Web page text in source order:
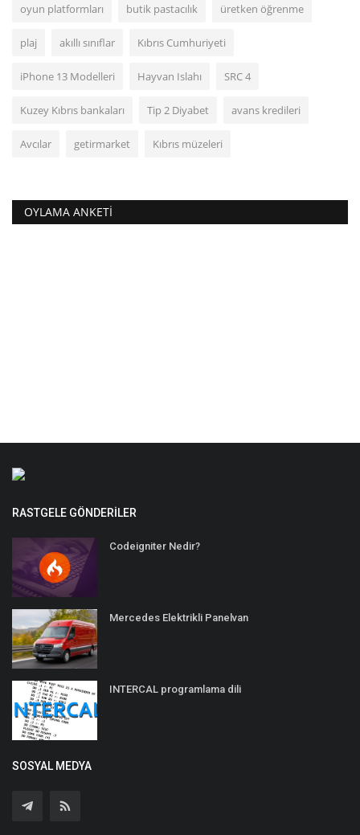
oyun platformları butik pastacılık üretken öğrenme
plaj akıllı sınıflar Kıbrıs Cumhuriyeti
iPhone 13 Modelleri Hayvan Islahı SRC 4
Kuzey Kıbrıs bankaları Tip 2 Diyabet avans kredileri
Avcılar getirmarket Kıbrıs müzeleri
OYLAMA ANKETI
RASTGELE GÖNDERILER
Codeigniter Nedir?
Mercedes Elektrikli Panelvan
INTERCAL programlama dili
SOSYAL MEDYA